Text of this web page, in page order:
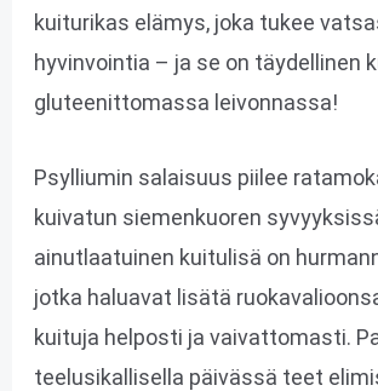
kuiturikas elämys, joka tukee
hyvinvointia – ja se on täydellinen
gluteenittomassa leivonnassa!
Psylliumin salaisuus piilee
kuivatun siemenkuoren
ainutlaatuinen kuitulisä on
jotka haluavat lisätä
kuituja helposti ja vaivattomasti.
teelusikallisella päivässä teet